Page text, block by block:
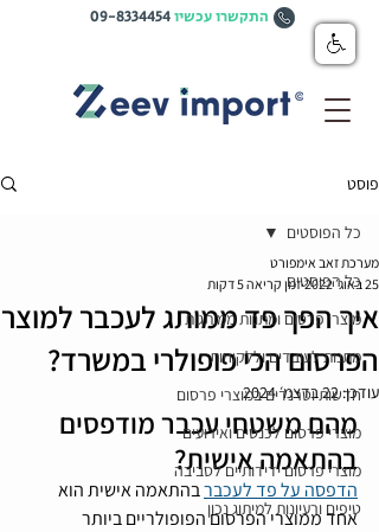
התקשרו עכשיו09-8334454
פוסט
כל הפוסטים
מוצרי פרסום ומתנות ממותגות
מתנות לעובדים וללקוחות
חדשות וטרנדים במוצרי פרסום
מוצרי פרסום לכנסים ואירועים
מוצרי פרסום ידידותיים לסביבה
טיפים ורעיונות למיתוג נכון
כל הפוסטים
איך הפך פד ממותג לעכבר למוצר
הפרסום הכי פופולרי במשרד?
מערכת זאב אימפורט
25 באוג׳ 2022
זמן קריאה 5 דקות
עודכן:22 בדצמ׳ 2024
מהם משטחי עכבר מודפסים
בהתאמה אישית?
הדפסה על פד לעכבר בהתאמה אישית הוא
אחד ממוצרי הפרסום הפופולריים ביותר